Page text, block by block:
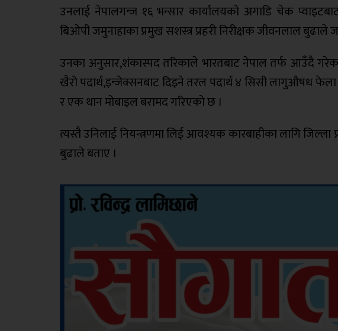
उनलाई नेपालगन्ज १६ भन्सार कार्यालयको अगाडि चेक
बिओपी जमुनाहाका प्रमुख सशस्त्र प्रहरी निरीक्षक जीवनलाल बुढाले
उनका अनुसार,शंकास्पद तरिकाले भारतबाट नेपाल तर्फ आउँदै
खैरो पदार्थ,इन्जेक्सनबाट दिइने तरल पदार्थ ४ सिसी लागुऔषध
र एक थान मोबाइल बरामद गरिएको छ ।
त्यस्तै उनिलाई नियन्त्रणमा लिई आवश्यक कारबाहीका लागि जिल्ला
बुढाले बताए ।